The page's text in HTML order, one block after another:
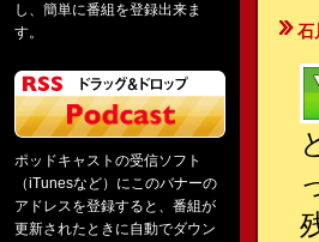
し、簡単に番組を登録出来ま
す。
ポッドキャストの受信ソフト
（iTunesなど）にこのバナーの
アドレスを登録すると、番組が
更新されたときに自動でダウン
石